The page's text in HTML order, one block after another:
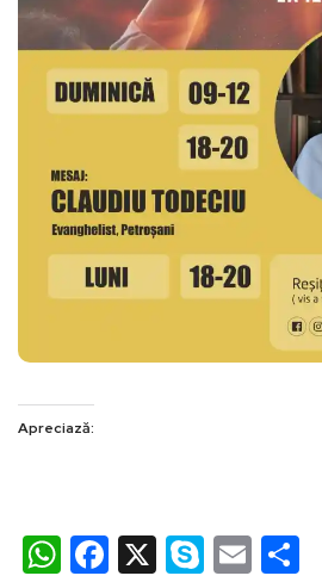
Apreciază:
WhatsApp
Facebook
X Skype
Email